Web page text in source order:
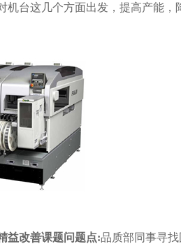
机台这几个方面出发，提高产能
益改善课题问题点:品质部同事寻